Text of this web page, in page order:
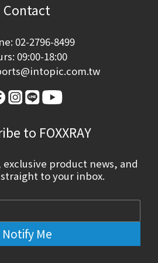
Contact
02-2796-8499
09:00-18:00
to FOXXRAY
product news, and
to your inbox.
Notify Me